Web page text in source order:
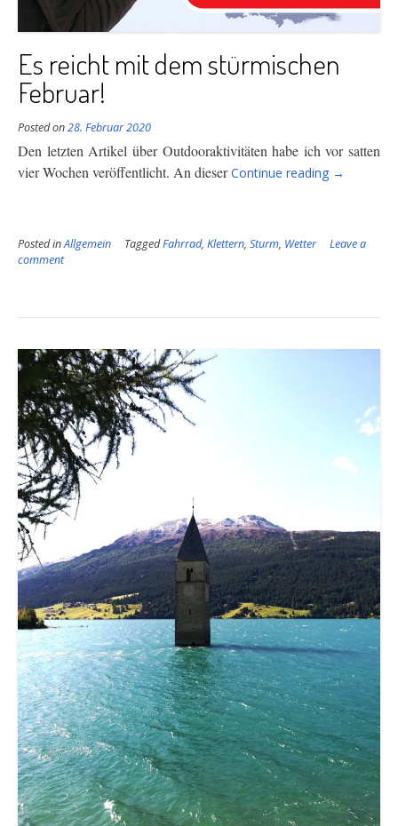
Es reicht mit dem stürmischen
Februar!
Posted on28. Februar 2020
Den letzten Artikel über Outdooraktivitäten habe ich vor satten
vier Wochen veröffentlicht. An dieser Continue reading
“Es
→
Posted inAllgemein TaggedFahrrad, Klettern, Sturm, Wetter
Leave a
comment